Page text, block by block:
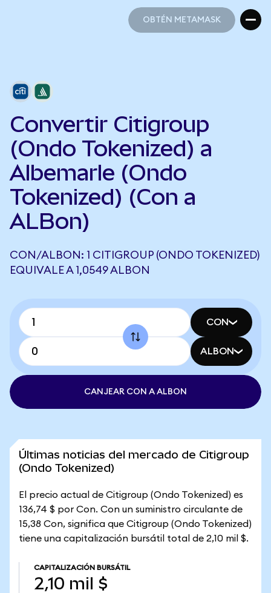
OBTÉN METAMASK
Convertir Citigroup
(Ondo Tokenized) a
Albemarle (Ondo
Tokenized) (Con a
ALBon)
CON/ALBON: 1 CITIGROUP (ONDO TOKENIZED)
EQUIVALE A 1,0549 ALBON
CON
ALBON
CANJEAR CON A ALBON
Últimas noticias del mercado de Citigroup
(Ondo Tokenized)
El precio actual de Citigroup (Ondo Tokenized) es
136,74 $ por Con. Con un suministro circulante de
15,38 Con, significa que Citigroup (Ondo Tokenized)
tiene una capitalización bursátil total de 2,10 mil $.
CAPITALIZACIÓN BURSÁTIL
2,10 mil $